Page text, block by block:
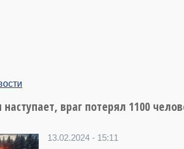
враг потерял 1100
13.02.2024 - 15:11